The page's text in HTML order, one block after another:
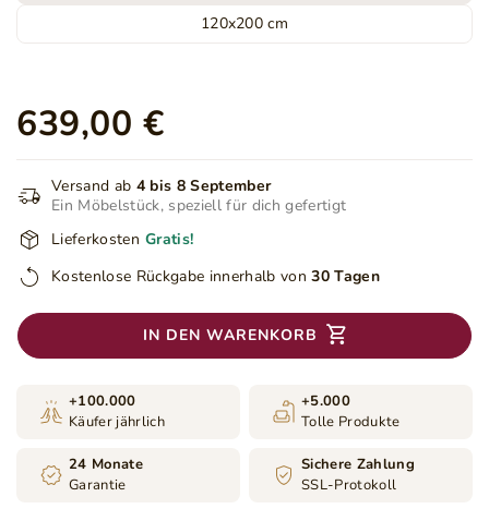
120x200 cm
639,00 €
Versand ab 4 bis 8 September
Ein Möbelstück, speziell für dich gefertigt
Lieferkosten Gratis!
Kostenlose Rückgabe innerhalb von 30 Tagen
IN DEN WARENKORB
+100.000
Käufer jährlich
+5.000
Tolle Produkte
24 Monate
Garantie
Sichere Zahlung
SSL-Protokoll